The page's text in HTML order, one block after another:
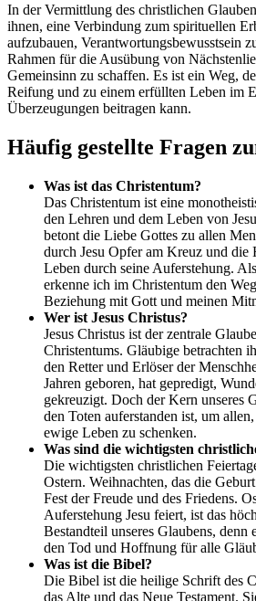
In der Vermittlung des christlichen
ihnen, eine Verbindung zum spirituellen
aufzubauen, Verantwortungsbewusstsein
Rahmen für die Ausübung von
Gemeinsinn zu schaffen. Es ist ein Weg,
Reifung und zu einem erfüllten Leben im
Überzeugungen beitragen kann.
Häufig gestellte Fragen
Was ist das Christentum?
Das Christentum ist eine
den Lehren und dem Leben von
betont die Liebe Gottes zu allen
durch Jesu Opfer am Kreuz und
Leben durch seine Auferstehung.
erkenne ich im Christentum den
Beziehung mit Gott und meinen
Wer ist Jesus Christus?
Jesus Christus ist der zentrale
Christentums. Gläubige betrachten
den Retter und Erlöser der
Jahren geboren, hat gepredigt,
gekreuzigt. Doch der Kern unseres
den Toten auferstanden ist, um
ewige Leben zu schenken.
Was sind die wichtigsten
Die wichtigsten christlichen
Ostern. Weihnachten, das die
Fest der Freude und des Friedens.
Auferstehung Jesu feiert, ist das
Bestandteil unseres Glaubens, denn
den Tod und Hoffnung für alle
Was ist die Bibel?
Die Bibel ist die heilige Schrift des
das Alte und das Neue Testament.